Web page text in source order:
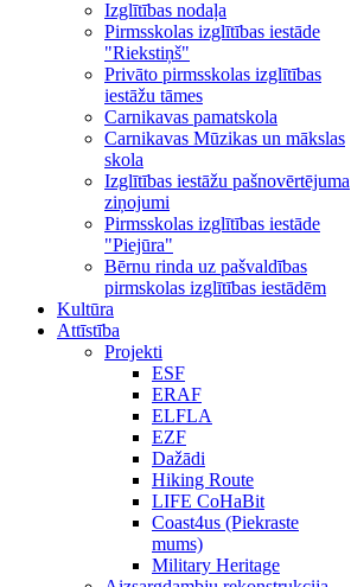
Izglītības nodaļa
Pirmsskolas izglītības iestāde
"Riekstiņš"
Privāto pirmsskolas izglītības
iestāžu tāmes
Carnikavas pamatskola
Carnikavas Mūzikas un mākslas
skola
Izglītības iestāžu pašnovērtējuma
ziņojumi
Pirmsskolas izglītības iestāde
"Piejūra"
Bērnu rinda uz pašvaldības
pirmskolas izglītības iestādēm
Kultūra
Attīstība
Projekti
ESF
ERAF
ELFLA
EZF
Dažādi
Hiking Route
LIFE CoHaBit
Coast4us (Piekraste
mums)
Military Heritage